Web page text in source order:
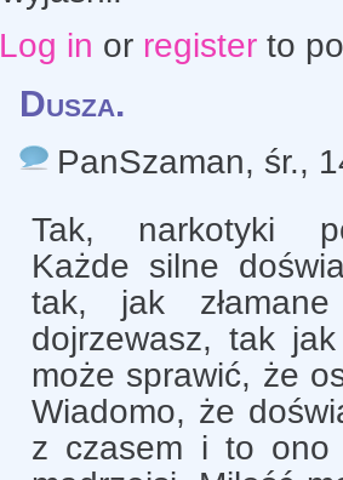
Log in or registerto
Dusza.
PanSzaman, śr.,
Tak, narkotyki
Każde silne
tak, jak
dojrzewasz, tak
może sprawić, że
Wiadomo, że
z czasem i to ono